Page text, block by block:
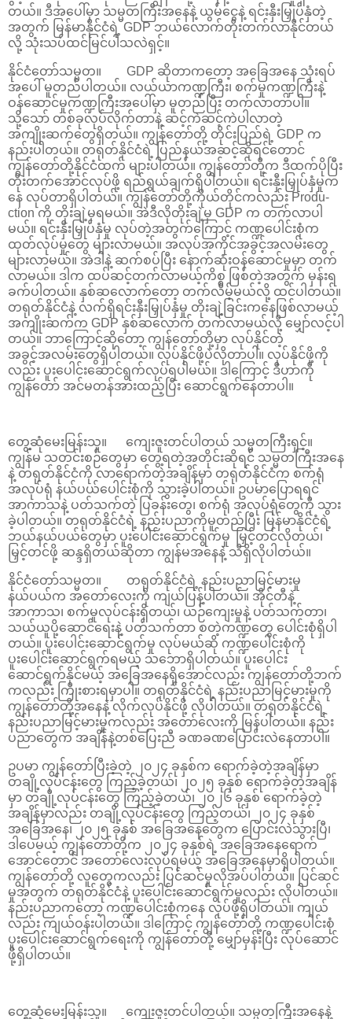
တယ်။ ဒီအပေါ်မှာ သမ္မတကြီးအနေနဲ့ ယွမ်ငွေနဲ့ ရင်းနှီးမြှုပ်နှံတဲ့
အတွက် မြန်မာနိုင်ငံရဲ့ GDP ဘယ်လောက်တိုးတက်လာနိုင်တယ်
လို့ သုံးသပ်ထင်မြင်ပါသလဲရှင့်။
နိုင်ငံတော်သမ္မတ။ GDP ဆိုတာကတော့ အခြေအနေ သုံးရပ်
အပေါ် မူတည်ပါတယ်။ လယ်ယာကဏ္ဍကြီး၊ စက်မှုကဏ္ဍကြီးနဲ့
ဝန်ဆောင်မှုကဏ္ဍကြီးအပေါ်မှာ မူတည်ပြီး တက်လာတာပါ။
သို့သော် တစ်ခုလုပ်လိုက်တာနဲ့ ဆင့်ကဲဆင့်ကဲပါလာတဲ့
အကျိုးဆက်တွေရှိတယ်။ ကျွန်တော်တို့ တိုင်းပြည်ရဲ့ GDP က
နည်းပါတယ်။ တရုတ်နိုင်ငံရဲ့ ပြည်နယ်အဆင့်ဆိုရင်တောင်
ကျွန်တော်တို့နိုင်ငံထက် များပါတယ်။ ကျွန်တော်တို့က ဒီထက်ပိုပြီး
တိုးတက်အောင်လုပ်ဖို့ ရည်ရွယ်ချက်ရှိပါတယ်။ ရင်းနှီးမြှုပ်နှံမှုက
နေ လုပ်တာရှိပါတယ်။ ကျွန်တော်တို့ကိုယ်တိုင်ကလည်း Produ-
ction ကို တိုးချဲ့မှရမယ်။ အဲဒီလိုတိုးချဲ့မှ GDP က တက်လာပါ
မယ်။ ရင်းနှီးမြှုပ်နှံမှု လုပ်တဲ့အတွက်ကြောင့် ကဏ္ဍပေါင်းစုံက
ထုတ်လုပ်မှုတွေ များလာမယ်။ အလုပ်အကိုင်အခွင့်အလမ်းတွေ
များလာမယ်။ အဲဒါနဲ့ ဆက်စပ်ပြီး နောက်ဆုံးဝန်ဆောင်မှုမှာ တက်
လာမယ်။ ဒါက ထပ်ဆင့်တက်လာမယ့်ကိစ္စ ဖြစ်တဲ့အတွက် မှန်းရ
ခက်ပါတယ်။ နှစ်ဆလောက်တော့ တက်လိမ့်မယ်လို့ ထင်ပါတယ်။
တရုတ်နိုင်ငံနဲ့ လက်ရှိရင်းနှီးမြှုပ်နှံမှု တိုးချဲ့ခြင်းကနေဖြစ်လာမယ့်
အကျိုးဆက်က GDP နှစ်ဆလောက် တက်လာမယ်လို့ မျှော်လင့်ပါ
တယ်။ ဘာကြောင့်ဆိုတော့ ကျွန်တော်တို့မှာ လုပ်နိုင်တဲ့
အခွင့်အလမ်းတွေရှိပါတယ်။ လုပ်နိုင်ဖို့ပဲလိုတာပါ။ လုပ်နိုင်ဖို့ကို
လည်း ပူးပေါင်းဆောင်ရွက်လုပ်ရပါမယ်။ ဒါကြောင့် ဒီဟာကို
ကျွန်တော် အင်မတန်အားထည့်ပြီး ဆောင်ရွက်နေတာပါ။
တွေ့ဆုံမေးမြန်းသူ။ ကျေးဇူးတင်ပါတယ် သမ္မတကြီးရှင့်။
ကျွန်မ သတင်းစဉ်တွေမှာ တွေ့ရတဲ့အတိုင်းဆိုရင် သမ္မတကြီးအနေ
နဲ့ တရုတ်နိုင်ငံကို လာရောက်တဲ့အချိန်မှာ တရုတ်နိုင်ငံက စက်ရုံ
အလုပ်ရုံ နယ်ပယ်ပေါင်းစုံကို သွားခဲ့ပါတယ်။ ဥပမာပြောရရင်
အာကာသနဲ့ ပတ်သက်တဲ့ ပြခန်းတွေ၊ စက်ရုံ အလုပ်ရုံတွေကို သွား
ခဲ့ပါတယ်။ တရုတ်နိုင်ငံရဲ့ နည်းပညာကိုမူတည်ပြီး မြန်မာနိုင်ငံရဲ့
ဘယ်နယ်ပယ်တွေမှာ ပူးပေါင်းဆောင်ရွက်မှု မြှင့်တင်လိုတယ်၊
မြှင့်တင်ဖို့ ဆန္ဒရှိတယ်ဆိုတာ ကျွန်မအနေနဲ့ သိရှိလိုပါတယ်။
နိုင်ငံတော်သမ္မတ။ တရုတ်နိုင်ငံရဲ့ နည်းပညာမြင့်မားမှု
နယ်ပယ်က အတော်လေးကို ကျယ်ပြန့်ပါတယ်။ အိုင်တီနဲ့
အာကာသ၊ စက်မှုလုပ်ငန်းရှိတယ်၊ ယဉ်ကျေးမှုနဲ့ ပတ်သက်တာ၊
သယ်ယူပို့ဆောင်ရေးနဲ့ ပတ်သက်တာ စတဲ့ကဏ္ဍတွေ ပေါင်းစုံရှိပါ
တယ်။ ပူးပေါင်းဆောင်ရွက်မှု လုပ်မယ်ဆို ကဏ္ဍပေါင်းစုံကို
ပူးပေါင်းဆောင်ရွက်ရမယ့် သဘောရှိပါတယ်။ ပူးပေါင်း
ဆောင်ရွက်နိုင်မယ့် အခြေအနေရှိအောင်လည်း ကျွန်တော်တို့ဘက်
ကလည်း ကြိုးစားရမှာပါ။ တရုတ်နိုင်ငံရဲ့ နည်းပညာမြင့်မားမှုကို
ကျွန်တော်တို့အနေနဲ့ လိုက်လုပ်နိုင်ဖို့ လိုပါတယ်။ တရုတ်နိုင်ငံရဲ့
နည်းပညာမြင့်မားမှုကလည်း အတော်လေးကို မြန်ပါတယ်။ နည်း
ပညာတွေက အချိန်နဲ့တစ်ပြေးညီ ခဏခဏပြောင်းလဲနေတာပါ။
ဥပမာ ကျွန်တော်ပြီးခဲ့တဲ့ ၂၀၂၄ ခုနှစ်က ရောက်ခဲ့တဲ့အချိန်မှာ
တချို့လုပ်ငန်းတွေ ကြည့်ခဲ့တယ်၊ ၂၀၂၅ ခုနှစ် ရောက်ခဲ့တဲ့အချိန်
မှာ တချို့လုပ်ငန်းတွေ ကြည့်ခဲ့တယ်၊ ၂၀၂၆ ခုနှစ် ရောက်ခဲ့တဲ့
အချိန်မှာလည်း တချို့လုပ်ငန်းတွေ ကြည့်တယ်၊ ၂၀၂၄ ခုနှစ်
အခြေအနေ၊ ၂၀၂၅ ခုနှစ် အခြေအနေတွေက ပြောင်းလဲသွားပြီ၊
ဒါပေမယ့် ကျွန်တော်တို့က ၂၀၂၄ ခုနှစ်ရဲ့ အခြေအနေရောက်
အောင်တောင် အတော်လေးလုပ်ရမယ့် အခြေအနေမှာရှိပါတယ်။
ကျွန်တော်တို့ လူတွေကလည်း ပြင်ဆင်မှုလိုအပ်ပါတယ်။ ပြင်ဆင်
မှုအတွက် တရုတ်နိုင်ငံနဲ့ ပူးပေါင်းဆောင်ရွက်မှုလည်း လိုပါတယ်။
နည်းပညာကတော့ ကဏ္ဍပေါင်းစုံကနေ လုပ်ဖို့ရှိပါတယ်။ ကျယ်
လည်း ကျယ်ဝန်းပါတယ်။ ဒါကြောင့် ကျွန်တော်တို့ ကဏ္ဍပေါင်းစုံ
ပူးပေါင်းဆောင်ရွက်ရေးကို ကျွန်တော်တို့ မျှော်မှန်းပြီး လုပ်ဆောင်
ဖို့ရှိပါတယ်။
တွေ့ဆုံမေးမြန်းသူ။ ကျေးဇူးတင်ပါတယ်။ သမ္မတကြီးအနေနဲ့